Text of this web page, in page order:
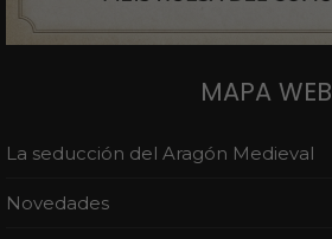
MAPA WEB
La seducción del Aragón Medieval
Novedades